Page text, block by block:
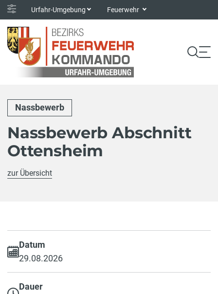
Urfahr-Umgebung Feuerwehr
Nassbewerb
Nassbewerb Abschnitt
Ottensheim
zur Übersicht
Datum
29.08.2026
Dauer